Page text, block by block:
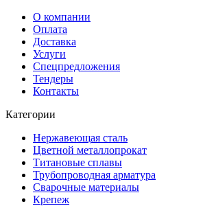
О компании
Оплата
Доставка
Услуги
Спецпредложения
Тендеры
Контакты
Категории
Нержавеющая сталь
Цветной металлопрокат
Титановые сплавы
Трубопроводная арматура
Сварочные материалы
Крепеж